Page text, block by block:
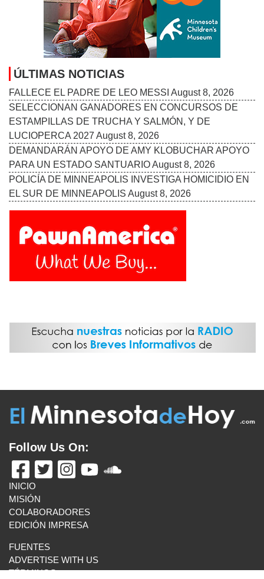
ÚLTIMAS NOTICIAS
FALLECE EL PADRE DE LEO MESSI August 8, 2026
SELECCIONAN GANADORES EN CONCURSOS DE
ESTAMPILLAS DE TRUCHA Y SALMÓN, Y DE
LUCIOPERCA 2027 August 8, 2026
DEMANDARÁN APOYO DE AMY KLOBUCHAR APOYO
PARA UN ESTADO SANTUARIOAugust 8, 2026
POLICÍA DE MINNEAPOLIS INVESTIGA HOMICIDIO EN
EL SUR DE MINNEAPOLIS August 8, 2026
Follow Us On:
INICIO
MISIÓN
COLABORADORES
EDICIÓN IMPRESA
FUENTES
ADVERTISE WITH US
TÉRMINOS